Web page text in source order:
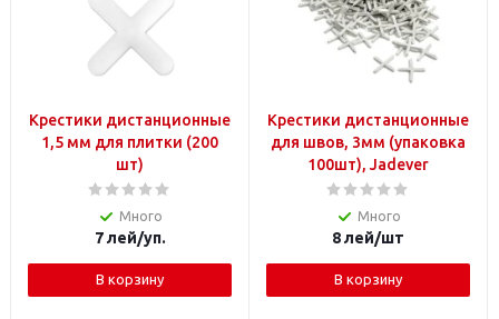
Крестики дистанционные
1,5 мм для плитки (200
шт)
Много
7лей/уп.
В корзину
Крестики дистанционные
для швов, 3мм (упаковка
100шт), Jadever
Много
8лей/шт
В корзину